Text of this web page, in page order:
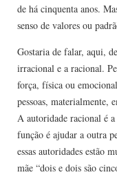
de há cinquenta anos.
senso de valores ou
Gostaria de falar, aqui,
irracional e a racional.
força, física ou
pessoas, materialmente,
A autoridade racional é a
função é ajudar a outra
essas autoridades estão
mãe “dois e dois são